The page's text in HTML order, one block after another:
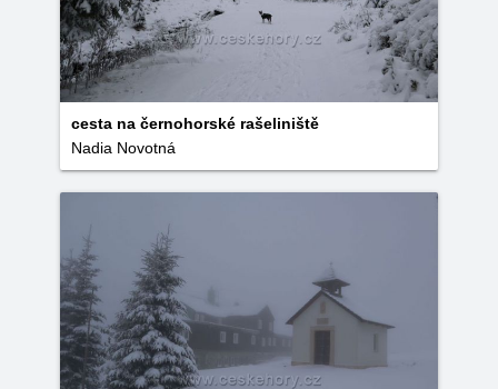
cesta na černohorské rašeliniště
Nadia Novotná